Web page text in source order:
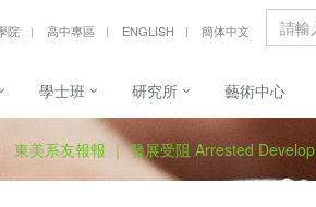
院 高中專區 ENGLISH 簡体中文
學士班 研究所 藝術中心
東美系友報報 ｜ 發展受阻 Arrested